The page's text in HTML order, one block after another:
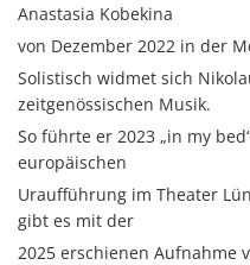
Anastasia Kobekina
von Dezember 2022 in der
Solistisch widmet sich
zeitgenössischen Musik.
So führte er 2023 „in my
europäischen
Uraufführung im Theater
gibt es mit der
2025 erschienen Aufnahme